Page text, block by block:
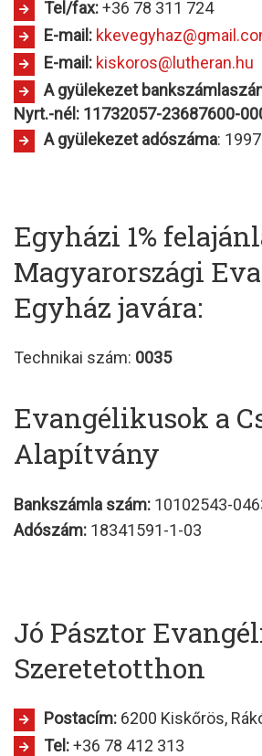
Tel/fax:+36 78 311 724
E-mail:
E-mail:
A gyülekezet
Nyrt.-nél: 11732057-23687600-
A gyülekezet adószáma:
Egyházi 1%
Magyarországi
Egyház javára:
Technikai szám: 0035
Evangélikusok a
Alapítvány
Bankszámla szám: 10102543-
Adószám: 18341591-1-03
Jó Pásztor
Szeretetotthon
Postacím: 6200 Kiskőrös,
Tel:+36 78 412 313